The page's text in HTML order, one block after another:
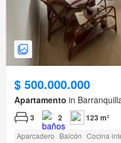
$ 500.000.000
Apartamento in
3 2 123 m²
Aparcadero Balcón Cocina